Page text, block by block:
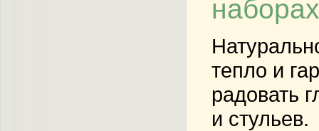
наборах
тепло и
радовать
и стульев.